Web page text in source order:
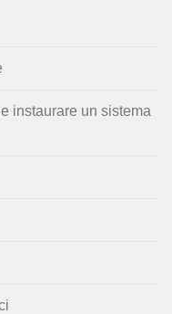
instaurare un sistema